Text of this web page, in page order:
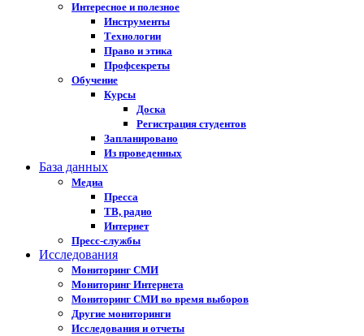
Интересное и полезное
Инструменты
Технологии
Право и этика
Профсекреты
Обучение
Курсы
Доска
Регистрация студентов
Запланировано
Из проведенных
База данных
Медиа
Пресса
ТВ, радио
Интернет
Пресс-службы
Исследования
Мониторинг СМИ
Мониторинг Интернета
Мониторинг СМИ во время выборов
Другие мониторинги
Исследования и отчеты